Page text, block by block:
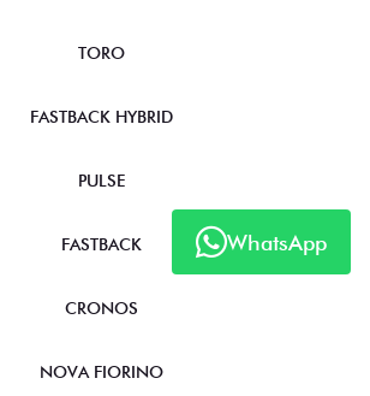
WhatsApp
TORO
FASTBACK HYBRID
PULSE
FASTBACK
CRONOS
NOVA FIORINO